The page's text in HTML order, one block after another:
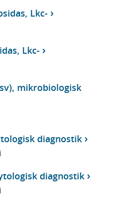
Lkc-
Lkc-
mikrobiologisk
diagnostik
diagnostik